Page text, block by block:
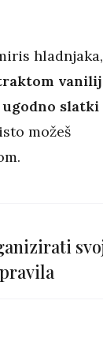
hladnjaka,
ugodno slatki
možeš